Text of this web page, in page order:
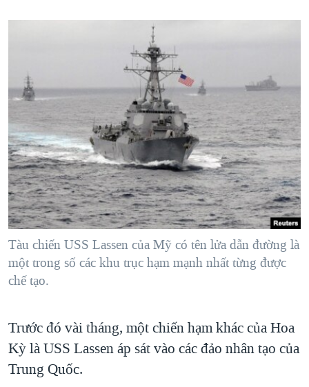
Tàu chiến USS Lassen của Mỹ có tên lửa dẫn đường là
một trong số các khu trục hạm mạnh nhất từng được
chế tạo.
Trước đó vài tháng, một chiến hạm khác của Hoa
Kỳ là USS Lassen áp sát vào các đảo nhân tạo của
Trung Quốc.